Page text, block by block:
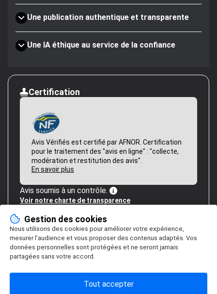
Une publication authentique et transparente
Une IA éthique au service de la confiance
Certification
Avis Vérifiés est certifié par AFNOR. Certification
pour le traitement des "avis en ligne" : "collecte,
modération et restitution des avis".
En savoir plus
Avis soumis à un contrôle.
Voir notre charte de transparence
Gestion des cookies
Nous utilisons des cookies pour améliorer votre expérience,
mesurer l’audience et vous proposer des contenus adaptés. Vos
données personnelles sont protégées et ne seront jamais
partagées sans votre accord.
Tout accepter